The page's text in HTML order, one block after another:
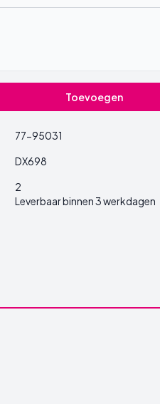
Toevoegen
77-95031
DX698
2
Leverbaar binnen 3 werkdagen